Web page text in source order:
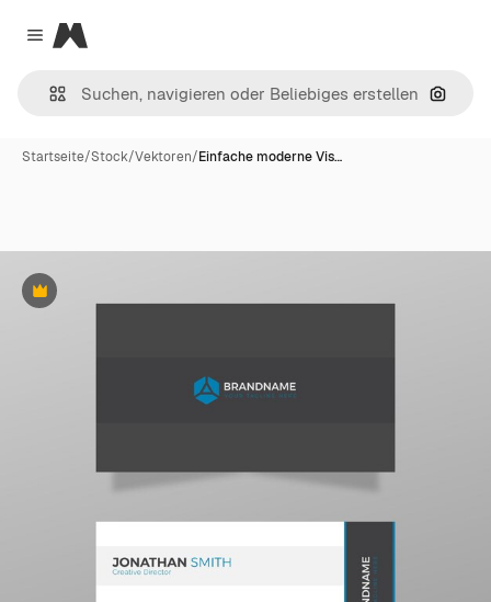
Close menu
Magnific
Nach
Startseite/Stock/Vektoren/Einfache moderne Vis…
Premium